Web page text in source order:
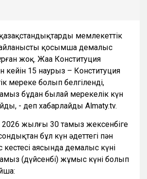
мемлекеттік
қосымша демалыс
жоқ. Жаңа Конституция
кейін 15 наурыз – Конституция
мереке болып белгіленді,
бұдан былай мерекелік күн
- деп хабарлайды Almaty.tv.
2026 жылғы 30 тамыз жексенбіге
бұл күн әдеттегі пән
аясында демалыс күні
(дүйсенбі) жұмыс күні болып